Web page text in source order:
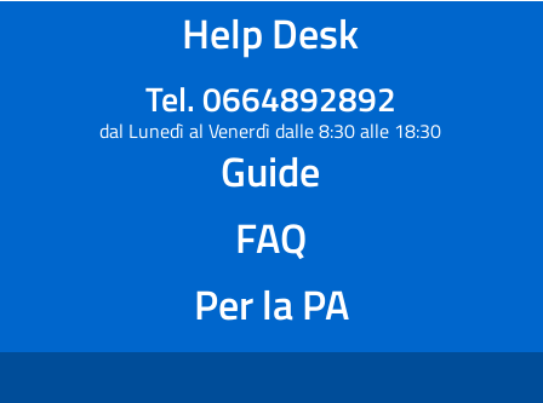
Help Desk
Tel. 0664892892
dal Lunedì al Venerdì dalle 8:30 alle 18:30
Guide
FAQ
Per la PA